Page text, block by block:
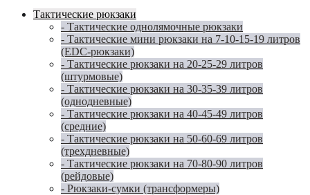
Тактические рюкзаки
- Тактические однолямочные рюкзаки
- Тактические мини рюкзаки на 7-10-15-19 литров
(EDC-рюкзаки)
- Тактические рюкзаки на 20-25-29 литров
(штурмовые)
- Тактические рюкзаки на 30-35-39 литров
(однодневные)
- Тактические рюкзаки на 40-45-49 литров
(средние)
- Тактические рюкзаки на 50-60-69 литров
(трехдневные)
- Тактические рюкзаки на 70-80-90 литров
(рейдовые)
- Рюкзаки-сумки (трансформеры)